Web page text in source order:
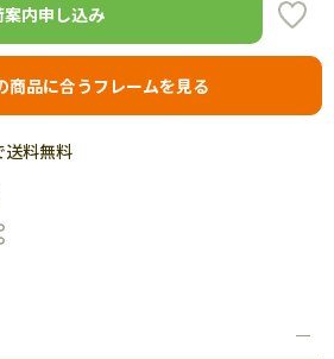
案内申し込み
商品に合うフレームを見る
送料無料